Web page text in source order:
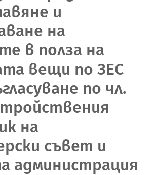
и
на
в полза на
вещи по ЗЕС
по чл.
на
съвет и
администрация